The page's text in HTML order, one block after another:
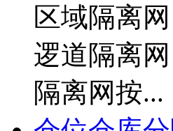
区域隔离
逻道隔离
隔离网按...